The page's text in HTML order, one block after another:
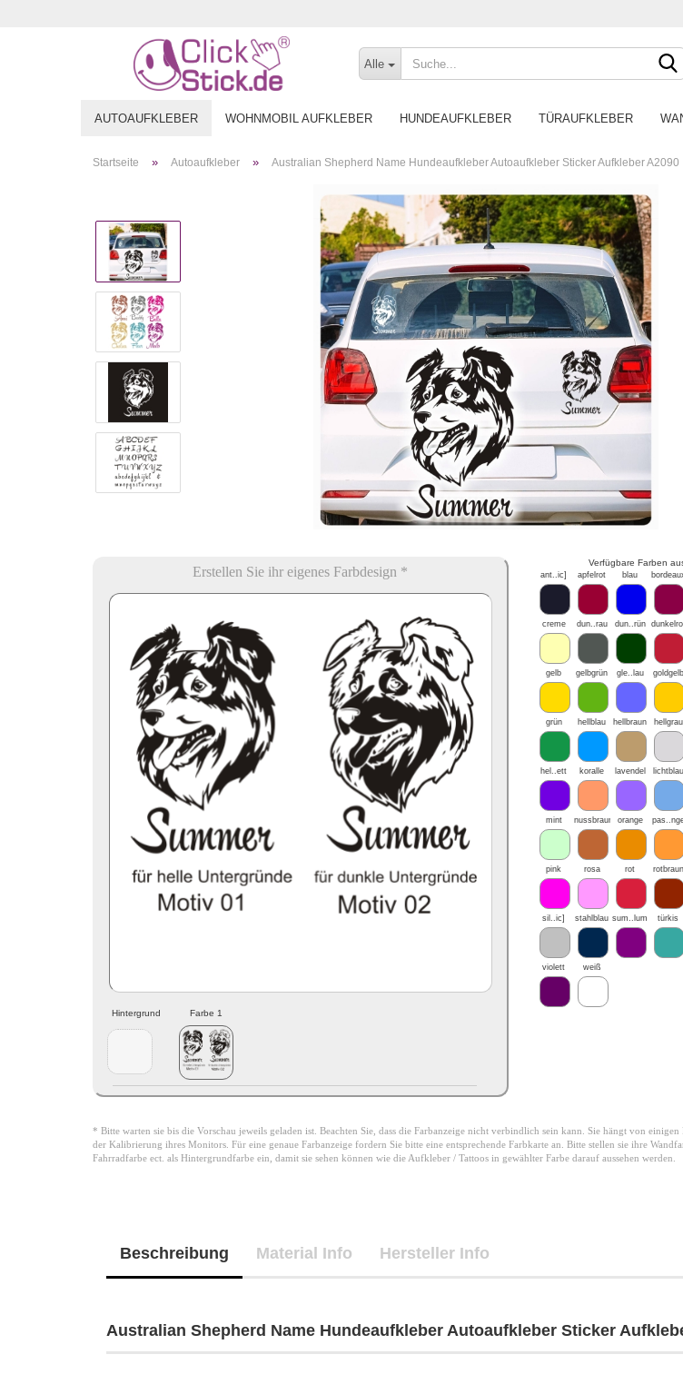
Alle
AUTOAUFKLEBER WOHNMOBIL AUFKLEBER HUNDEAUFKLEBER TÜRAUFKLEBER
Startseite » Autoaufkleber » Australian Shepherd Name Hundeaufkleber Autoaufkleber Sticker Aufkleber A2090
Erstellen Sie ihr eigenes Farbdesign *
Hintergrund Farbe 1
Verfügbare Farben
ant..ic] apfelrot blau
creme dun..rau dun..rün
gelb gelbgrün gle..lau goldgelb
grün hellblau hellbraun hellgrau
hel..ett koralle lavendel lichtblau
mint nussbraun orange
pink rosa rot rotbraun
sil..ic] stahlblau sum..lum türkis
violett weiß
* Bitte warten sie bis die Vorschau jeweils geladen ist. Beachten Sie, dass die Farbanzeige nicht verbindlich sein kann. Sie hängt von einigen
der Kalibrierung ihres Monitors. Für eine genaue Farbanzeige fordern Sie bitte eine entsprechende Farbkarte an. Bitte stellen sie ihre
Fahrradfarbe ect. als Hintergrundfarbe ein, damit sie sehen können wie die Aufkleber / Tattoos in gewählter Farbe darauf aussehen werden.
Beschreibung Material Info Hersteller Info
Australian Shepherd Name Hundeaufkleber Autoaufkleber Sticker